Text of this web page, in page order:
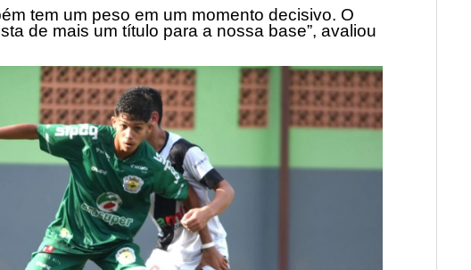
tem um peso em um momento decisivo. O
de mais um título para a nossa base”, avaliou